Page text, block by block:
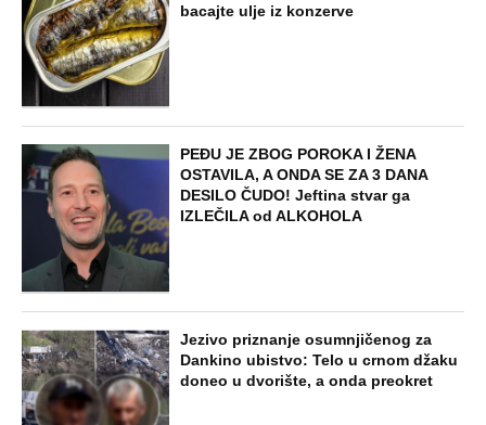
bacajte ulje iz konzerve
PEĐU JE ZBOG POROKA I ŽENA
OSTAVILA, A ONDA SE ZA 3 DANA
DESILO ČUDO! Jeftina stvar ga
IZLEČILA od ALKOHOLA
Jezivo priznanje osumnjičenog za
Dankino ubistvo: Telo u crnom džaku
doneo u dvorište, a onda preokret